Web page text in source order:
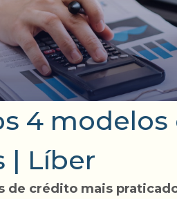
4
| Líber
de crédito mais